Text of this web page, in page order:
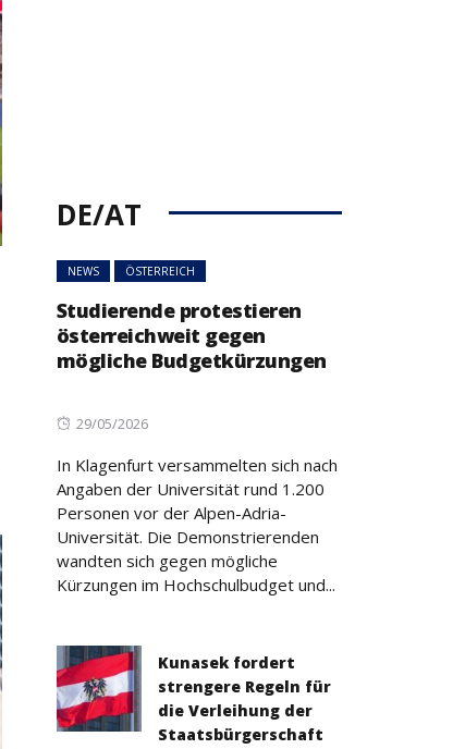
DE/AT
NEWS ÖSTERREICH
Studierende protestieren
österreichweit gegen
mögliche Budgetkürzungen
Posted
29/05/2026
In Klagenfurt versammelten sich nach
Angaben der Universität rund 1.200
Personen vor der Alpen-Adria-
Universität. Die Demonstrierenden
wandten sich gegen mögliche
Kürzungen im Hochschulbudget und...
Kunasek fordert
strengere Regeln für
die Verleihung der
Staatsbürgerschaft